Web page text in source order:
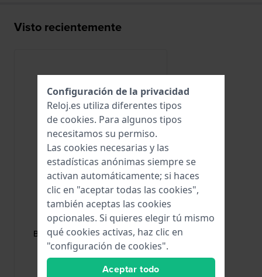
Visto recientemente
Alpina
BUAL-20ST-SS
BUAL-20ST-SS Hebilla de acero
inoxidable de 20 mm
42,00 €
Configuración de la privacidad
Reloj.es utiliza diferentes tipos
de cookies. Para algunos tipos
necesitamos su permiso.
Las cookies necesarias y las
estadísticas anónimas siempre se
activan automáticamente; si haces
clic en "aceptar todas las cookies",
también aceptas las cookies
opcionales. Si quieres elegir tú mismo
qué cookies activas, haz clic en
"configuración de cookies".
Aceptar todo